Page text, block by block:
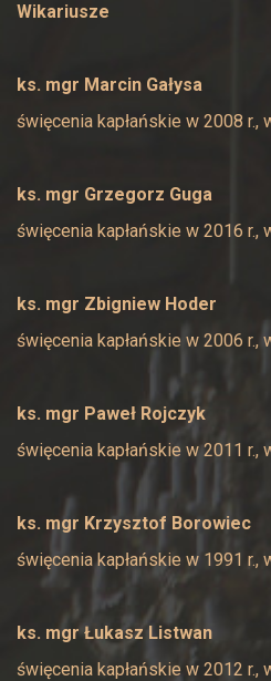
Wikariusze
ks. mgr Marcin Gałysa
święcenia kapłańskie w 2008 r.,
ks. mgr Grzegorz Guga
święcenia kapłańskie w 2016 r.,
ks. mgr Zbigniew Hoder
święcenia kapłańskie w 2006 r.,
ks. mgr Paweł Rojczyk
święcenia kapłańskie w 2011 r.,
ks. mgr Krzysztof Borowiec
święcenia kapłańskie w 1991 r.,
ks. mgr Łukasz Listwan
święcenia kapłańskie w 2012 r.,